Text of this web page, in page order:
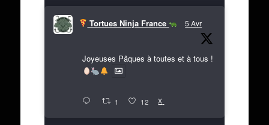
Tortues Ninja France 5 Avr
Joyeuses Pâques à toutes et à tous !
1 12 X